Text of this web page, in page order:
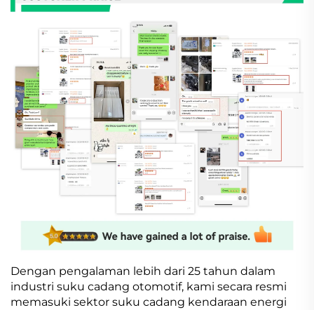
Dengan pengalaman lebih dari 25 tahun dalam
industri suku cadang otomotif, kami secara resmi
memasuki sektor suku cadang kendaraan energi